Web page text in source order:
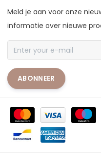
Meld je aan voor onze
informatie over nieuwe
ABONNEER